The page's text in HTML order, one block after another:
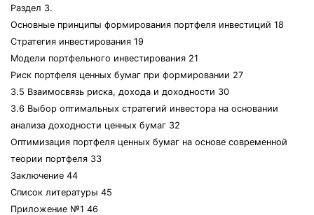
Раздел 3.
Основные принципы формирования портфеля инвестиций 18
Стратегия инвестирования 19
Модели портфельного инвестирования 21
Риск портфеля ценных бумаг при формировании 27
3.5 Взаимосвязь риска, дохода и доходности 30
3.6 Выбор оптимальных стратегий инвестора на основании
анализа доходности ценных бумаг 32
Оптимизация портфеля ценных бумаг на основе современной
теории портфеля 33
Заключение 44
Список литературы 45
Приложение №1 46